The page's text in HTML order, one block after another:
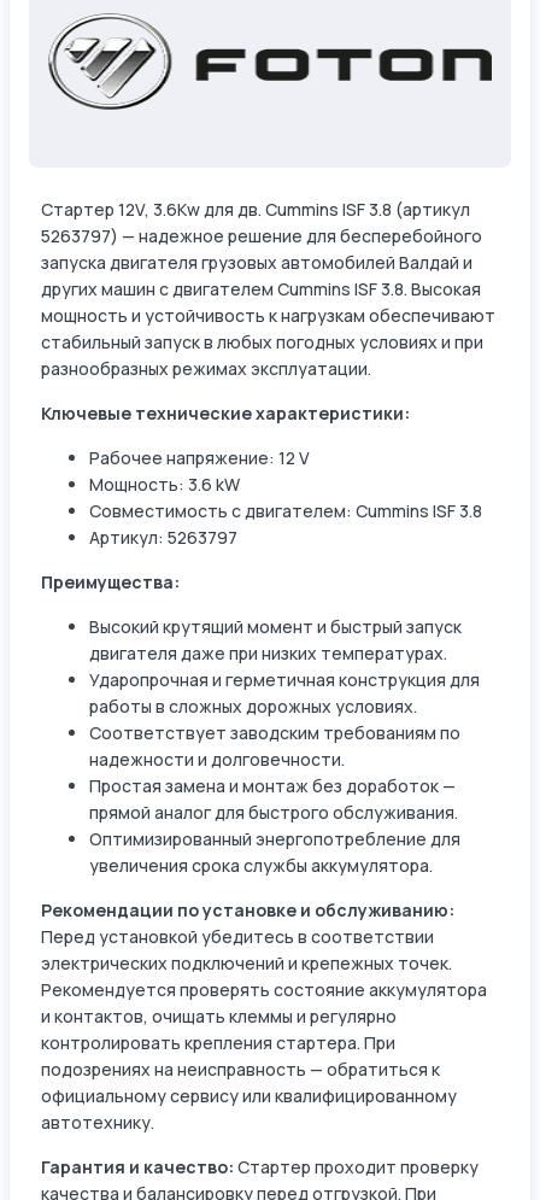
Стартер 12V, 3.6Kw для дв. Cummins ISF 3.8 (артикул
5263797) — надежное решение для бесперебойного
запуска двигателя грузовых автомобилей Валдай и
других машин с двигателем Cummins ISF 3.8. Высокая
мощность и устойчивость к нагрузкам обеспечивают
стабильный запуск в любых погодных условиях и при
разнообразных режимах эксплуатации.
Ключевые технические характеристики:
Рабочее напряжение: 12 V
Мощность: 3.6 kW
Совместимость с двигателем: Cummins ISF 3.8
Артикул: 5263797
Преимущества:
Высокий крутящий момент и быстрый запуск
двигателя даже при низких температурах.
Ударопрочная и герметичная конструкция для
работы в сложных дорожных условиях.
Соответствует заводским требованиям по
надежности и долговечности.
Простая замена и монтаж без доработок —
прямой аналог для быстрого обслуживания.
Оптимизированный энергопотребление для
увеличения срока службы аккумулятора.
Рекомендации по установке и обслуживанию:
Перед установкой убедитесь в соответствии
электрических подключений и крепежных точек.
Рекомендуется проверять состояние аккумулятора
и контактов, очищать клеммы и регулярно
контролировать крепления стартера. При
подозрениях на неисправность — обратиться к
официальному сервису или квалифицированному
автотехнику.
Гарантия и качество: Стартер проходит проверку
качества и балансировку перед отгрузкой. При